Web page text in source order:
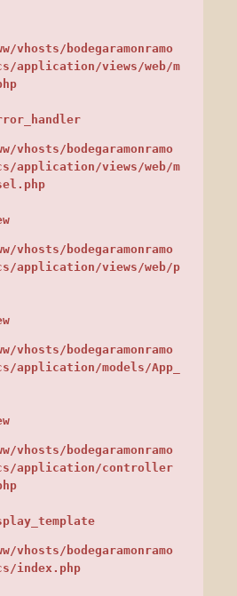
vhosts/bodegaramonramo
application/views/web/m
vhosts/bodegaramonramo
application/views/web/m
vhosts/bodegaramonramo
application/views/web/p
vhosts/bodegaramonramo
application/models/App_
vhosts/bodegaramonramo
application/controller
vhosts/bodegaramonramo
index.php